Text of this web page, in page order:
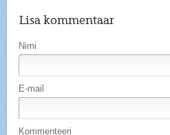
Lisa kommentaar
Nimi
E-mail
Kommenteeri